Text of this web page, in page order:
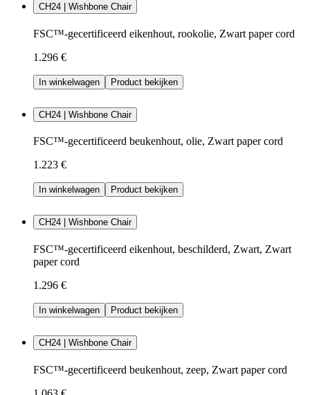
CH24 | Wishbone Chair
FSC™-gecertificeerd eikenhout, rookolie, Zwart paper cord
1.296 €
In winkelwagen Product bekijken
CH24 | Wishbone Chair
FSC™-gecertificeerd beukenhout, olie, Zwart paper cord
1.223 €
In winkelwagen Product bekijken
CH24 | Wishbone Chair
FSC™-gecertificeerd eikenhout, beschilderd, Zwart, Zwart
paper cord
1.296 €
In winkelwagen Product bekijken
CH24 | Wishbone Chair
FSC™-gecertificeerd beukenhout, zeep, Zwart paper cord